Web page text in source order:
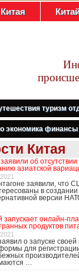
туризм
экономика финансы
Китая
об отсутствии
азиатской
заявили, что
в создании
версии
запускает онлайн-
продуктов
о запуске
для
…